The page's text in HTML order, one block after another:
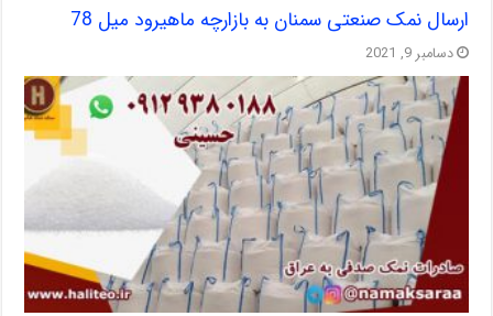
ارسال نمک صنعتی سمنان به بازارچه ماهیرود میل 78
دسامبر 9, 2021